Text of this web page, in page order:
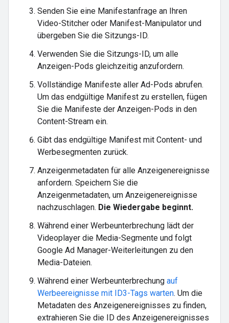
Senden Sie eine Manifestanfrage an Ihren
Video-Stitcher oder Manifest-Manipulator und
übergeben Sie die Sitzungs-ID.
Verwenden Sie die Sitzungs-ID, um alle
Anzeigen-Pods gleichzeitig anzufordern.
Vollständige Manifeste aller Ad-Pods abrufen.
Um das endgültige Manifest zu erstellen, fügen
Sie die Manifeste der Anzeigen-Pods in den
Content-Stream ein.
Gibt das endgültige Manifest mit Content- und
Werbesegmenten zurück.
Anzeigenmetadaten für alle Anzeigenereignisse
anfordern. Speichern Sie die
Anzeigenmetadaten, um Anzeigenereignisse
nachzuschlagen. Die Wiedergabe beginnt.
Während einer Werbeunterbrechung lädt der
Videoplayer die Media-Segmente und folgt
Google Ad Manager-Weiterleitungen zu den
Media-Dateien.
Während einer Werbeunterbrechung auf
Werbeereignisse mit ID3-Tags warten. Um die
Metadaten des Anzeigenereignisses zu finden,
extrahieren Sie die ID des Anzeigenereignisses